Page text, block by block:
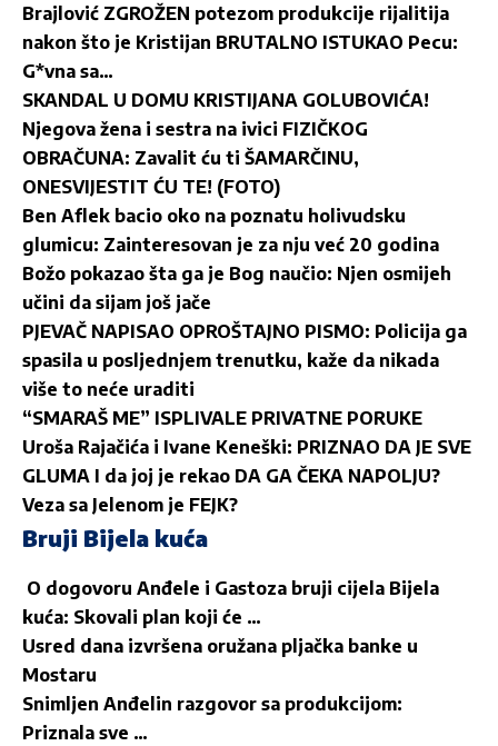
Brajlović ZGROŽEN potezom produkcije rijalitija
nakon što je Kristijan BRUTALNO ISTUKAO Pecu:
G*vna sa…
SKANDAL U DOMU KRISTIJANA GOLUBOVIĆA!
Njegova žena i sestra na ivici FIZIČKOG
OBRAČUNA: Zavalit ću ti ŠAMARČINU,
ONESVIJESTIT ĆU TE! (FOTO)
Ben Aflek bacio oko na poznatu holivudsku
glumicu: Zainteresovan je za nju već 20 godina
Božo pokazao šta ga je Bog naučio: Njen osmijeh
učini da sijam još jače
PJEVAČ NAPISAO OPROŠTAJNO PISMO: Policija ga
spasila u posljednjem trenutku, kaže da nikada
više to neće uraditi
“SMARAŠ ME” ISPLIVALE PRIVATNE PORUKE
Uroša Rajačića i Ivane Keneški: PRIZNAO DA JE SVE
GLUMA I da joj je rekao DA GA ČEKA NAPOLJU?
Veza sa Jelenom je FEJK?
Bruji Bijela kuća
O dogovoru Anđele i Gastoza bruji cijela Bijela
kuća: Skovali plan koji će …
Usred dana izvršena oružana pljačka banke u
Mostaru
Snimljen Anđelin razgovor sa produkcijom:
Priznala sve …